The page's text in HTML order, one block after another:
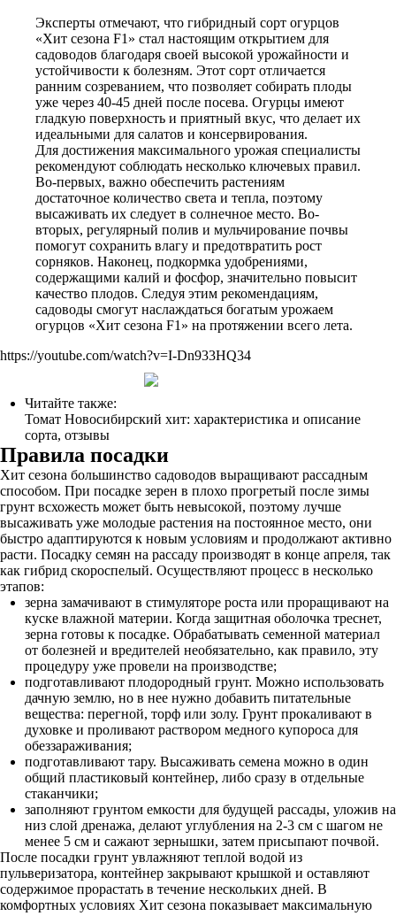
Эксперты отмечают, что гибридный сорт огурцов
«Хит сезона F1» стал настоящим открытием для
садоводов благодаря своей высокой урожайности и
устойчивости к болезням. Этот сорт отличается
ранним созреванием, что позволяет собирать плоды
уже через 40-45 дней после посева. Огурцы имеют
гладкую поверхность и приятный вкус, что делает их
идеальными для салатов и консервирования.
Для достижения максимального урожая специалисты
рекомендуют соблюдать несколько ключевых правил.
Во-первых, важно обеспечить растениям
достаточное количество света и тепла, поэтому
высаживать их следует в солнечное место. Во-
вторых, регулярный полив и мульчирование почвы
помогут сохранить влагу и предотвратить рост
сорняков. Наконец, подкормка удобрениями,
содержащими калий и фосфор, значительно повысит
качество плодов. Следуя этим рекомендациям,
садоводы смогут наслаждаться богатым урожаем
огурцов «Хит сезона F1» на протяжении всего лета.
https://youtube.com/watch?v=I-Dn933HQ34
Читайте также:
Томат Новосибирский хит: характеристика и описание
сорта, отзывы
Правила посадки
Хит сезона большинство садоводов выращивают рассадным
способом. При посадке зерен в плохо прогретый после зимы
грунт всхожесть может быть невысокой, поэтому лучше
высаживать уже молодые растения на постоянное место, они
быстро адаптируются к новым условиям и продолжают активно
расти. Посадку семян на рассаду производят в конце апреля, так
как гибрид скороспелый. Осуществляют процесс в несколько
этапов:
зерна замачивают в стимуляторе роста или проращивают на
куске влажной материи. Когда защитная оболочка треснет,
зерна готовы к посадке. Обрабатывать семенной материал
от болезней и вредителей необязательно, как правило, эту
процедуру уже провели на производстве;
подготавливают плодородный грунт. Можно использовать
дачную землю, но в нее нужно добавить питательные
вещества: перегной, торф или золу. Грунт прокаливают в
духовке и проливают раствором медного купороса для
обеззараживания;
подготавливают тару. Высаживать семена можно в один
общий пластиковый контейнер, либо сразу в отдельные
стаканчики;
заполняют грунтом емкости для будущей рассады, уложив на
низ слой дренажа, делают углубления на 2-3 см с шагом не
менее 5 см и сажают зернышки, затем присыпают почвой.
После посадки грунт увлажняют теплой водой из
пульверизатора, контейнер закрывают крышкой и оставляют
содержимое прорастать в течение нескольких дней. В
комфортных условиях Хит сезона показывает максимальную